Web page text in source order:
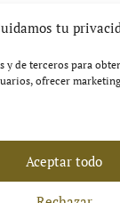
tu
de terceros para
ofrecer
Aceptar todo